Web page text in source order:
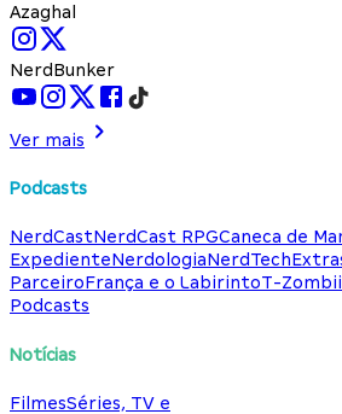
Azaghal
NerdBunker
Ver mais
Podcasts
NerdCastNerdCast RPGCaneca de
ExpedienteNerdologiaNerdTech
ParceiroFrança e o LabirintoT-Zombii
Podcasts
Notícias
FilmesSéries, TV e